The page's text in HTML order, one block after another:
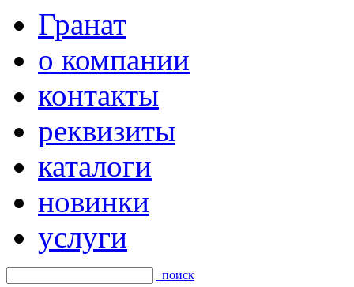
Гранат
о компании
контакты
реквизиты
каталоги
новинки
услуги
поиск